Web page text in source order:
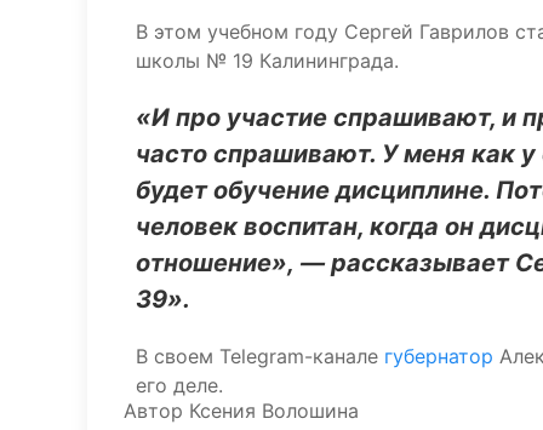
В этом учебном году Сергей Гаврилов
школы № 19 Калининграда.
«И про участие спрашивают, и
часто спрашивают. У меня как
будет обучение дисциплине.
человек воспитан, когда он
отношение», — рассказывает
39».
В своем Telegram-канале губернатор
его деле.
Автор Ксения Волошина